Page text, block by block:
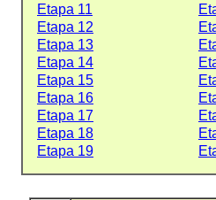
Etapa 11
Etapa 12
Etapa 13
Etapa 14
Etapa 15
Etapa 16
Etapa 17
Etapa 18
Etapa 19